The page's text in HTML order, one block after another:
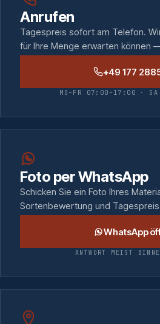
Anrufen
Tagespreis sofort am Telefon.
für Ihre Menge erwarten können
+49 177
MO–FR 07:00–17:00 ·
Foto per WhatsApp
Schicken Sie ein Foto Ihres
Sortenbewertung und
WhatsApp
ANTWORT MEIST